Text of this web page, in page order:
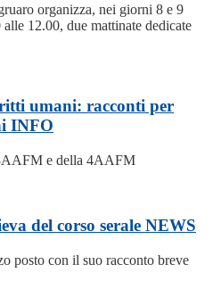
organizza, nei giorni 8 e 9
12.00, due mattinate dedicate
umani: racconti per
INFO
e della 4AAFM
del corso serale NEWS
posto con il suo racconto breve